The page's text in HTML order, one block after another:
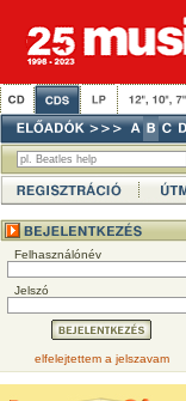
Felhasználónév
Jelszó
elfelejtettem a jelszavam